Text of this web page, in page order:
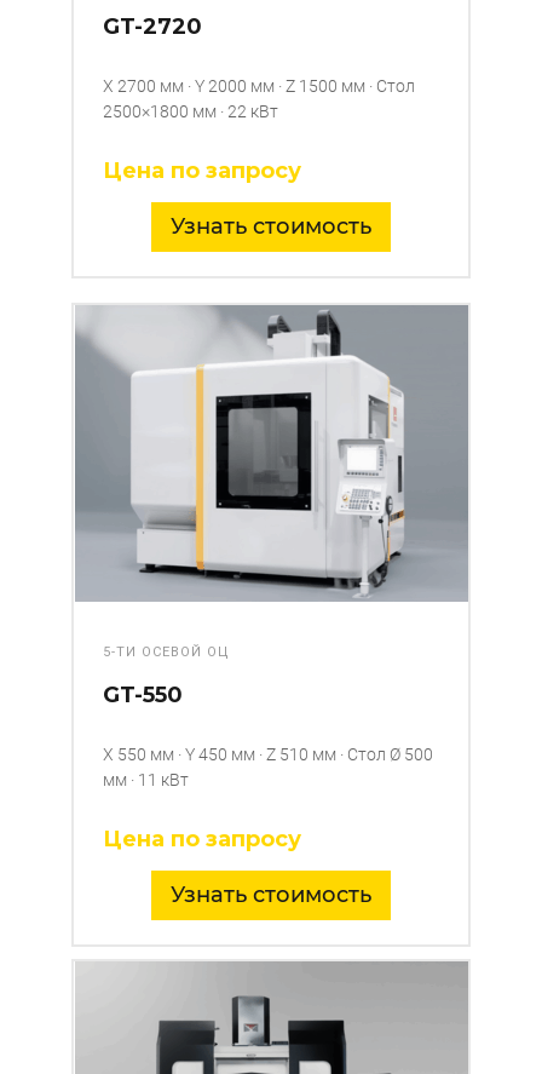
GT-2720
X 2700 мм · Y 2000 мм · Z 1500 мм · Стол
2500×1800 мм · 22 кВт
Цена по запросу
Узнать стоимость
5-ТИ ОСЕВОЙ ОЦ
GT-550
X 550 мм · Y 450 мм · Z 510 мм · Стол Ø 500
мм · 11 кВт
Цена по запросу
Узнать стоимость